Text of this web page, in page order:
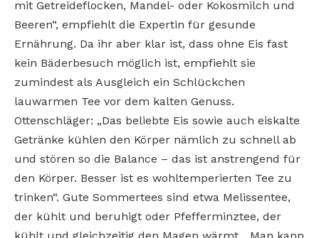
mit Getreideflocken, Mandel- oder Kokosmilch und
Beeren“, empfiehlt die Expertin für gesunde
Ernährung. Da ihr aber klar ist, dass ohne Eis fast
kein Bäderbesuch möglich ist, empfiehlt sie
zumindest als Ausgleich ein Schlückchen
lauwarmen Tee vor dem kalten Genuss.
Ottenschläger: „Das beliebte Eis sowie auch eiskalte
Getränke kühlen den Körper nämlich zu schnell ab
und stören so die Balance – das ist anstrengend für
den Körper. Besser ist es wohltemperierten Tee zu
trinken“. Gute Sommertees sind etwa Melissentee,
der kühlt und beruhigt oder Pfefferminztee, der